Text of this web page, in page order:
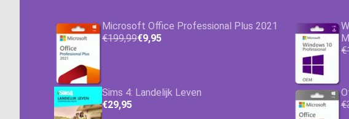
Microsoft Office Professional Plus 2021
€199,99€9,95
Sims 4: Landelijk Leven
€29,95